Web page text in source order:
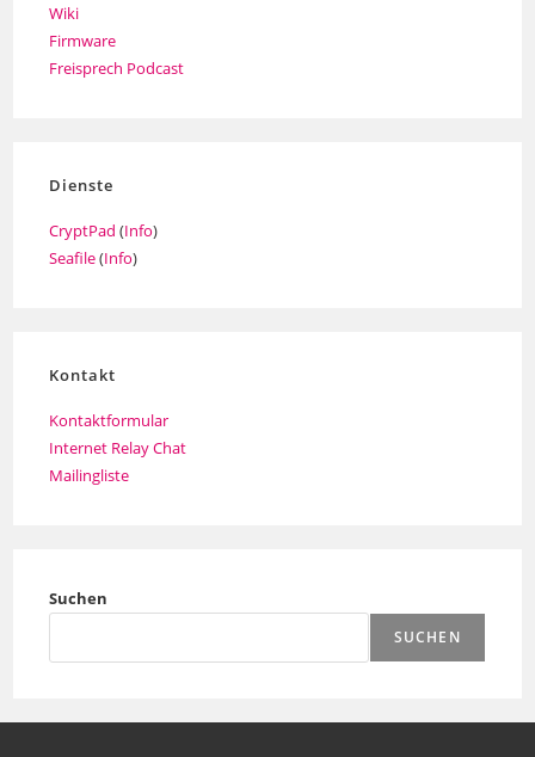
Wiki
Firmware
Freisprech Podcast
Dienste
CryptPad (Info)
Seafile(Info)
Kontakt
Kontaktformular
Internet Relay Chat
Mailingliste
Suchen
SUCHEN